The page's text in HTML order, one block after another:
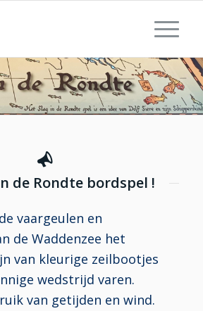
de Rondte bordspel !
vaargeulen en
de Waddenzee het
van kleurige zeilbootjes
wedstrijd varen.
van getijden en wind.